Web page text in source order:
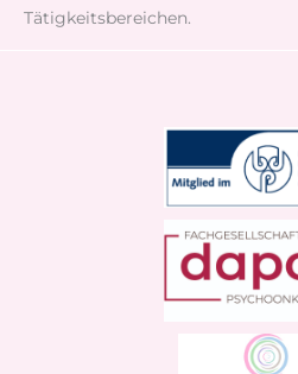
Tätigkeitsbereichen.